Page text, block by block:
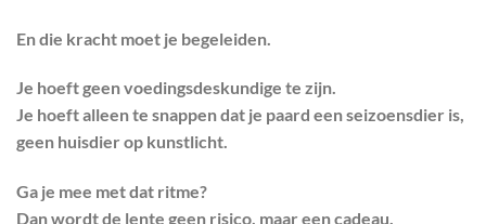
En die kracht moet je begeleiden.
Je hoeft geen voedingsdeskundige te zijn.
Je hoeft alleen te snappen dat je paard een seizoensdier is,
geen huisdier op kunstlicht.
Ga je mee met dat ritme?
Dan wordt de lente geen risico, maar een cadeau.